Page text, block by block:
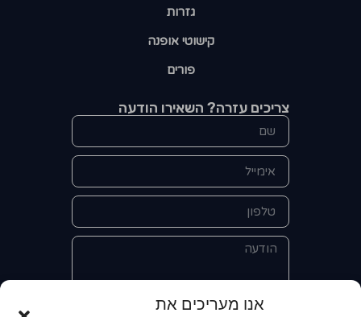
אנו מעריכים את
גזרות
קישוטי אופנה
פורים
צריכים עזרה? השאירו הודעה